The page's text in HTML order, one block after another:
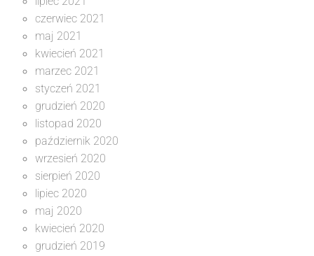
czerwiec 2021
maj 2021
kwiecień 2021
marzec 2021
styczeń 2021
grudzień 2020
listopad 2020
październik 2020
wrzesień 2020
sierpień 2020
lipiec 2020
maj 2020
kwiecień 2020
grudzień 2019